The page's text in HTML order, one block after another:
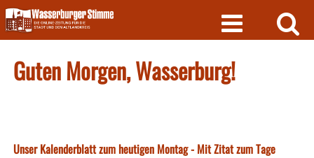
Skip
to
content
Guten Morgen, Wasserburg!
Unser Kalenderblatt zum heutigen Montag - Mit Zitat zum Tage